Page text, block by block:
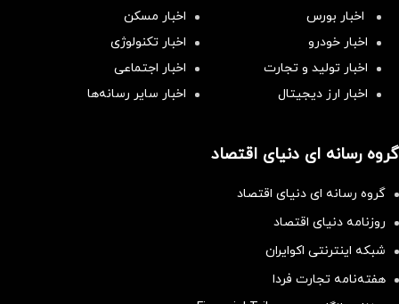
اخبار بورس
اخبار مسکن
اخبار خودرو
اخبار تکنولوژی
اخبار تولید و تجارت
اخبار اجتماعی
اخبار ارز دیجیتال
اخبار سایر رسانه‌‌ها
گروه رسانه ای دنیای اقتصاد
گروه رسانه ای دنیای اقتصاد
روزنامه دنیای اقتصاد
شبکه اینترنتی اکوایران
هفته‌نامه تجارت فردا